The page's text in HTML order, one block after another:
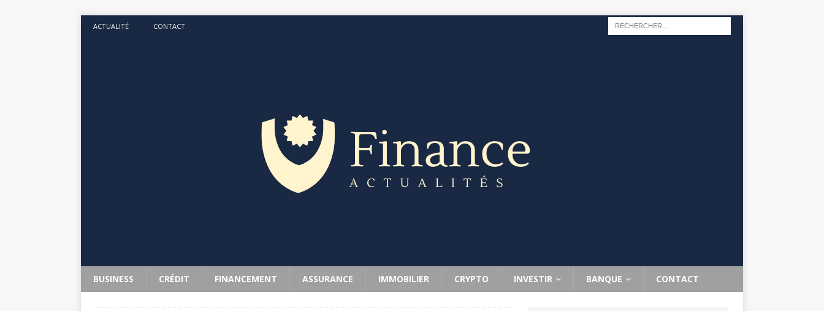
ACTUALITÉ CONTACT
BUSINESS CRÉDIT FINANCEMENT ASSURANCE IMMOBILIER CRYPTO INVESTIR BANQUE CONTACT